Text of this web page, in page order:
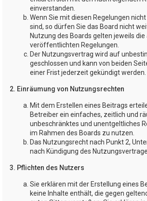
einverstanden.
Wenn Sie mit diesen Regelungen
sind, so dürfen Sie das Board nicht
Nutzung des Boards gelten jeweils die
veröffentlichten Regelungen.
Der Nutzungsvertrag wird auf
geschlossen und kann von beiden
einer Frist jederzeit gekündigt werden.
2. Einräumung von Nutzungsrechten
Mit dem Erstellen eines Beitrags
Betreiber ein einfaches, zeitlich und
unbeschränktes und unentgeltliches
im Rahmen des Boards zu nutzen.
Das Nutzungsrecht nach Punkt 2,
nach Kündigung des
3. Pflichten des Nutzers
Sie erklären mit der Erstellung eines
keine Inhalte enthält, die gegen